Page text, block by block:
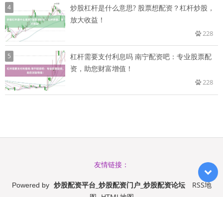
4
炒股杠杆是什么意思? 股票想配资？杠杆炒股，
放大收益！
228
5
杠杆需要支付利息吗 南宁配资吧：专业股票配
资，助您财富增值！
228
友情链接：
Powered by 炒股配资平台_炒股配资门户_炒股配资论坛
RSS地